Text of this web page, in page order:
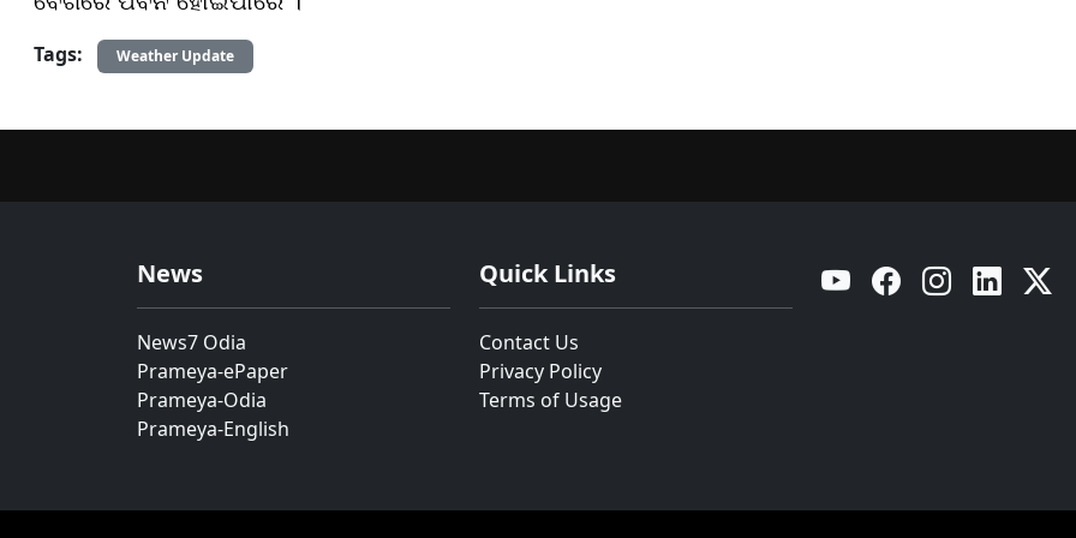
Tags:
Weather Update
News
News7 Odia
Prameya-ePaper
Prameya-Odia
Prameya-English
Quick Links
Contact Us
Privacy Policy
Terms of Usage
YouTube Facebook Instagram